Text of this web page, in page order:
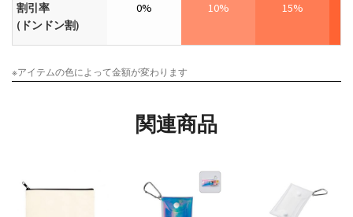
割引率
(ドンドン割)
0% 10% 15%
※アイテムの色によって金額が変わります
関連商品